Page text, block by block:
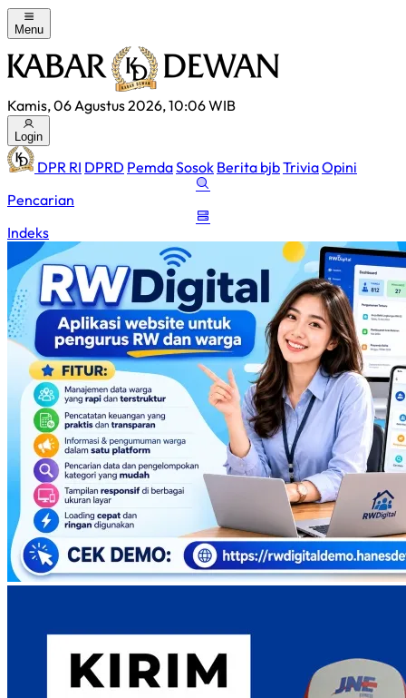
Menu
Kamis, 06 Agustus 2026, 10:06 WIB
Login
DPR RI DPRD PemdaSosok Berita bjbTriviaOpini
Pencarian
Indeks